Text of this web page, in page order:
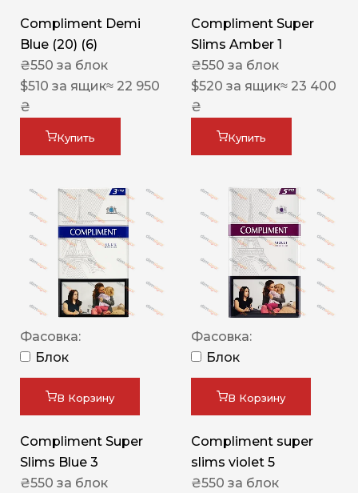
Compliment Demi
Blue (20) (6)
₴550 за блок
$510 за ящик≈ 22 950
₴
Купить
Compliment Super
Slims Amber 1
₴550 за блок
$520 за ящик≈ 23 400
₴
Купить
Фасовка:
Блок
В Корзину
Compliment Super
Slims Blue 3
₴550 за блок
Фасовка:
Блок
В Корзину
Compliment super
slims violet 5
₴550 за блок